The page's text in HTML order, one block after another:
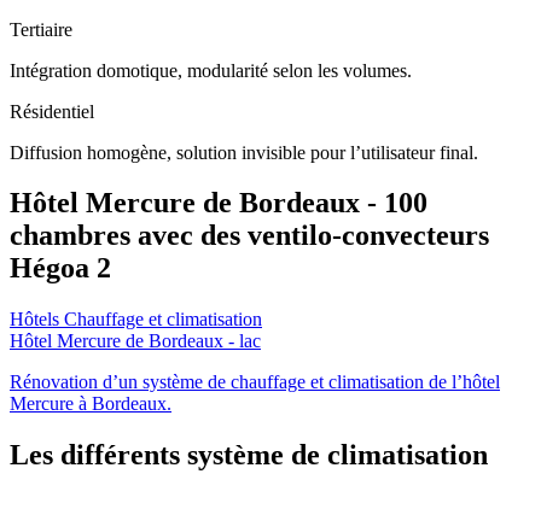
Tertiaire
Intégration domotique, modularité selon les volumes.
Résidentiel
Diffusion homogène, solution invisible pour l’utilisateur final.
Hôtel Mercure de Bordeaux - 100
chambres avec des ventilo-convecteurs
Hégoa 2
Hôtels Chauffage et climatisation
Hôtel Mercure de Bordeaux - lac
Rénovation d’un système de chauffage et climatisation de l’hôtel
Mercure à Bordeaux.
Les différents système de climatisation